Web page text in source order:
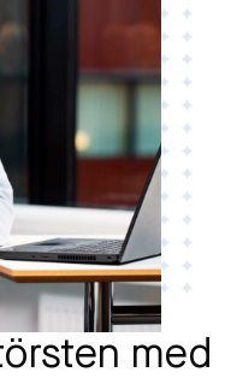
med